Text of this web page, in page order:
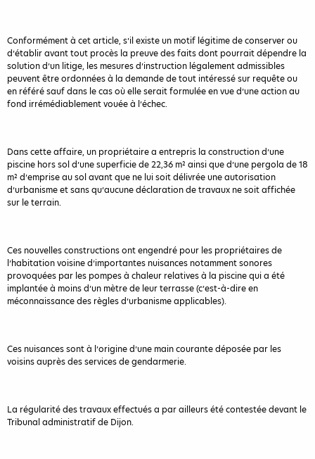
Conformément à cet article, s’il existe un motif légitime de conserver ou
d’établir avant tout procès la preuve des faits dont pourrait dépendre la
solution d’un litige, les mesures d’instruction légalement admissibles
peuvent être ordonnées à la demande de tout intéressé sur requête ou
en référé sauf dans le cas où elle serait formulée en vue d’une action au
fond irrémédiablement vouée à l’échec.
Dans cette affaire, un propriétaire a entrepris la construction d’une
piscine hors sol d’une superficie de 22,36 m² ainsi que d’une pergola de 18
m² d’emprise au sol avant que ne lui soit délivrée une autorisation
d’urbanisme et sans qu’aucune déclaration de travaux ne soit affichée
sur le terrain.
Ces nouvelles constructions ont engendré pour les propriétaires de
l’habitation voisine d’importantes nuisances notamment sonores
provoquées par les pompes à chaleur relatives à la piscine qui a été
implantée à moins d’un mètre de leur terrasse (c’est-à-dire en
méconnaissance des règles d’urbanisme applicables).
Ces nuisances sont à l’origine d’une main courante déposée par les
voisins auprès des services de gendarmerie.
La régularité des travaux effectués a par ailleurs été contestée devant le
Tribunal administratif de Dijon.